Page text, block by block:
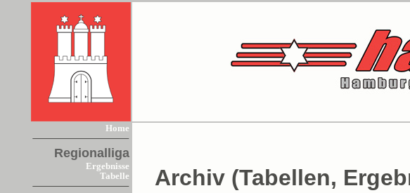
Home
Regionalliga
Ergebnisse
Tabelle
Archiv (Tabellen,